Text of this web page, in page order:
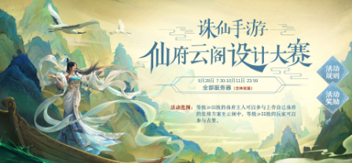
9月28日 7:30-10月11日 23:59